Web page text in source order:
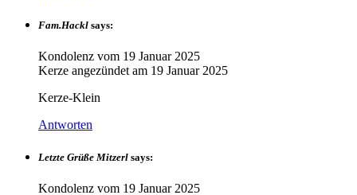
Fam.Hackl says:
Kondolenz vom 19 Januar 2025
Kerze angezündet am 19 Januar 2025
Kerze-Klein
Antworten
Letzte Grüße Mitzerl says:
Kondolenz vom 19 Januar 2025